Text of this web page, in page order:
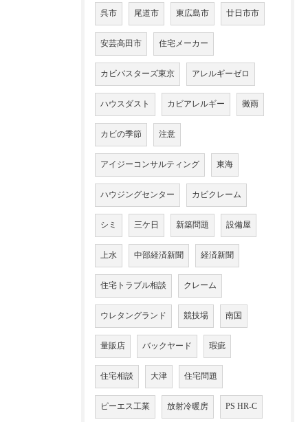
呉市 尾道市 東広島市 廿日市市
安芸高田市 住宅メーカー
カビバスターズ東京 アレルギーゼロ
ハウスダスト カビアレルギー 黴雨
カビの季節 注意
アイジーコンサルティング 東海
ハウジングセンター カビクレーム
シミ 三ケ日 新築問題 設備屋
上水 中部経済新聞 経済新聞
住宅トラブル相談 クレーム
ウレタングランド 競技場 南国
量販店 バックヤード 瑕疵
住宅相談 大津 住宅問題
ピーエス工業 放射冷暖房 PS HR-C